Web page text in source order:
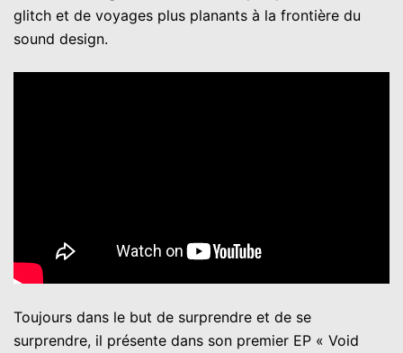
glitch et de voyages plus planants à la frontière du
sound design.
Toujours dans le but de surprendre et de se
surprendre, il présente dans son premier EP « Void